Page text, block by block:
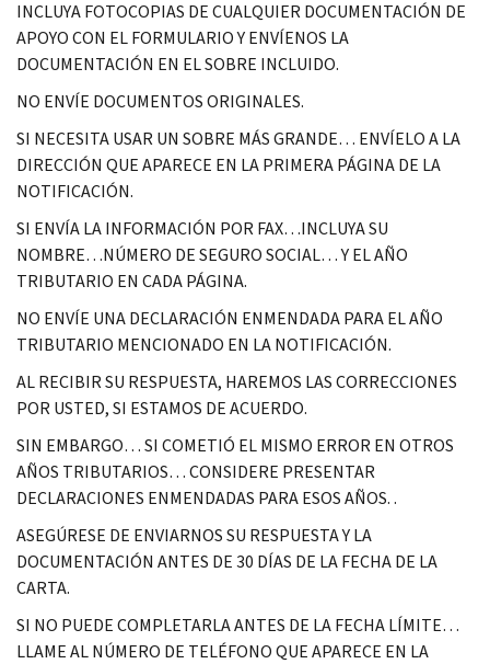
INCLUYA FOTOCOPIAS DE CUALQUIER DOCUMENTACIÓN DE
APOYO CON EL FORMULARIO Y ENVÍENOS LA
DOCUMENTACIÓN EN EL SOBRE INCLUIDO.
NO ENVÍE DOCUMENTOS ORIGINALES.
SI NECESITA USAR UN SOBRE MÁS GRANDE… ENVÍELO A LA
DIRECCIÓN QUE APARECE EN LA PRIMERA PÁGINA DE LA
NOTIFICACIÓN.
SI ENVÍA LA INFORMACIÓN POR FAX…INCLUYA SU
NOMBRE…NÚMERO DE SEGURO SOCIAL… Y EL AÑO
TRIBUTARIO EN CADA PÁGINA.
NO ENVÍE UNA DECLARACIÓN ENMENDADA PARA EL AÑO
TRIBUTARIO MENCIONADO EN LA NOTIFICACIÓN.
AL RECIBIR SU RESPUESTA, HAREMOS LAS CORRECCIONES
POR USTED, SI ESTAMOS DE ACUERDO.
SIN EMBARGO… SI COMETIÓ EL MISMO ERROR EN OTROS
AÑOS TRIBUTARIOS… CONSIDERE PRESENTAR
DECLARACIONES ENMENDADAS PARA ESOS AÑOS. .
ASEGÚRESE DE ENVIARNOS SU RESPUESTA Y LA
DOCUMENTACIÓN ANTES DE 30 DÍAS DE LA FECHA DE LA
CARTA.
SI NO PUEDE COMPLETARLA ANTES DE LA FECHA LÍMITE…
LLAME AL NÚMERO DE TELÉFONO QUE APARECE EN LA